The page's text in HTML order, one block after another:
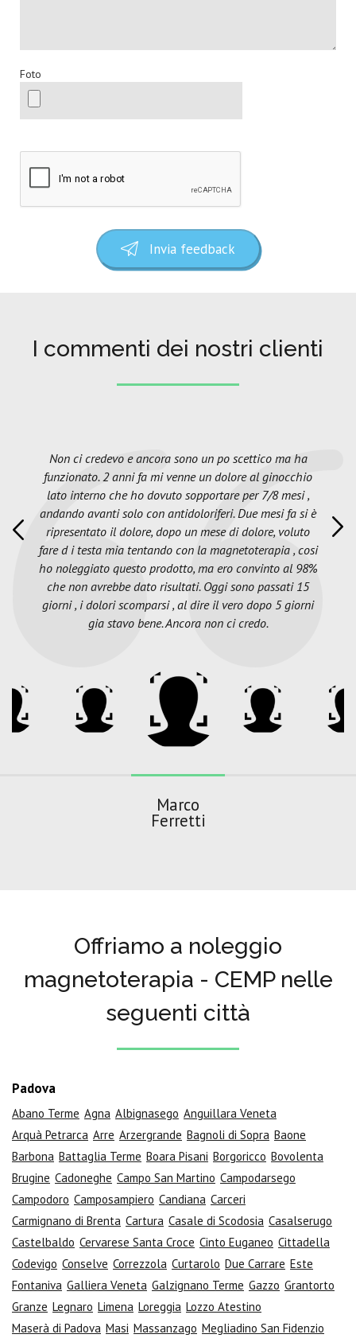
Foto
Invia feedback
I commenti dei nostri clienti
Non ci credevo e ancora sono un po scettico ma ha
funzionato. 2 anni fa mi venne un dolore al ginocchio
lato interno che ho dovuto sopportare per 7/8 mesi ,
andando avanti solo con antidoloriferi. Due mesi fa si è
ripresentato il dolore, dopo un mese di dolore, voluto
fare d i testa mia tentando con la magnetoterapia , cosi
ho noleggiato questo prodotto, ma ero convinto al 98%
che non avrebbe dato risultati. Oggi sono passati 15
giorni , i dolori scomparsi , al dire il vero dopo 5 giorni
gia stavo bene. Ancora non ci credo.
Marco
Ferretti
Offriamo a noleggio
magnetoterapia - CEMP nelle
seguenti città
Padova
Abano Terme Agna Albignasego Anguillara Veneta
Arquà Petrarca Arre Arzergrande Bagnoli di Sopra Baone
Barbona Battaglia Terme Boara Pisani Borgoricco Bovolenta
Brugine Cadoneghe Campo San Martino Campodarsego
Campodoro Camposampiero Candiana Carceri
Carmignano di Brenta Cartura Casale di Scodosia Casalserugo
Castelbaldo Cervarese Santa Croce Cinto Euganeo Cittadella
Codevigo Conselve Correzzola Curtarolo Due Carrare Este
Fontaniva Galliera Veneta Galzignano Terme Gazzo Grantorto
Granze Legnaro Limena Loreggia Lozzo Atestino
Maserà di Padova Masi Massanzago Megliadino San Fidenzio